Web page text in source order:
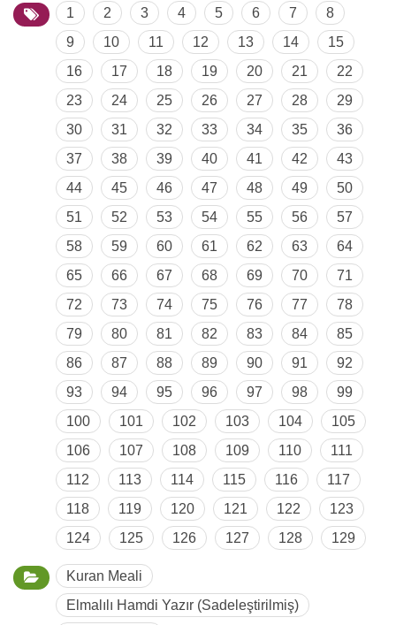
1 2 3 4 5 6 7
8
9
10 11 12 13 14
15
16
17 18 19 20 21
22
23
24 25 26 27 28
29
30
31 32 33 34 35
36
37
38 39 40 41 42
43
44
45 46 47 48 49
50
51
52 53 54 55 56
57
58
59 60 61 62 63
64
65
66 67 68 69 70
71
72
73 74 75 76 77
78
79
80 81 82 83 84
85
86
87 88 89 90 91
92
93
94 95 96 97 98
99
100
101 102 103 104
105
106
107 108 109 110
111
112
113 114 115 116
117
118
119 120 121 122
123
124
125 126 127 128 129
Kuran Meali
Elmalılı Hamdi Yazır (Sadeleştirilmiş)